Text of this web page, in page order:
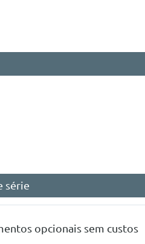
série
opcionais sem custos